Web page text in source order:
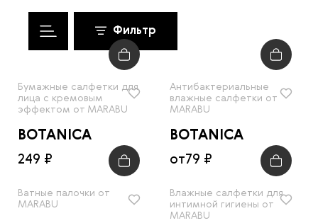
Фильтр
Бумажные салфетки для
лица с кремовым
эффектом от MARABU
BOTANICA
249 ₽
Антибактериальные
влажные салфетки от
MARABU
BOTANICA
от79 ₽
Ватные палочки от
MARABU
Влажные салфетки для
интимной гигиены от
MARABU